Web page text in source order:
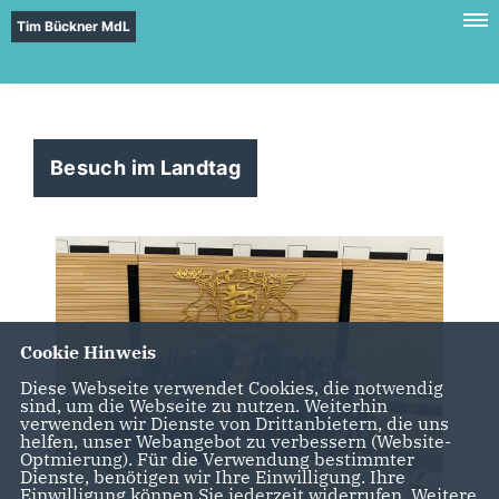
Tim Bückner MdL
Besuch im Landtag
Cookie Hinweis
Diese Webseite verwendet Cookies, die notwendig
sind, um die Webseite zu nutzen. Weiterhin
verwenden wir Dienste von Drittanbietern, die uns
helfen, unser Webangebot zu verbessern (Website-
Optmierung). Für die Verwendung bestimmter
Dienste, benötigen wir Ihre Einwilligung. Ihre